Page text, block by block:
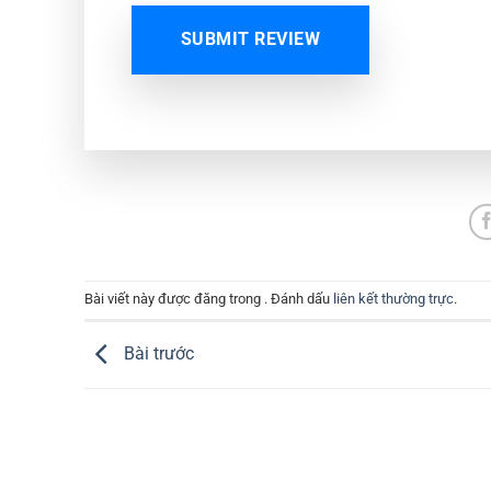
SUBMIT REVIEW
Bài viết này được đăng trong . Đánh dấu liên kết thường trực.
Bài trước